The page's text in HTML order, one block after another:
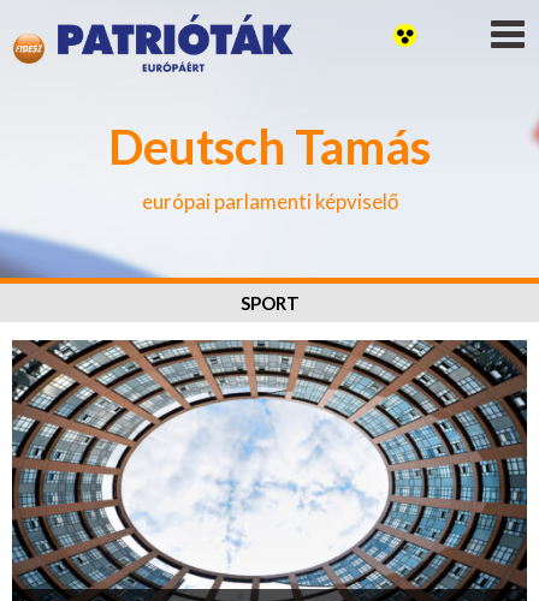
Deutsch Tamás
európai parlamenti képviselő
SPORT